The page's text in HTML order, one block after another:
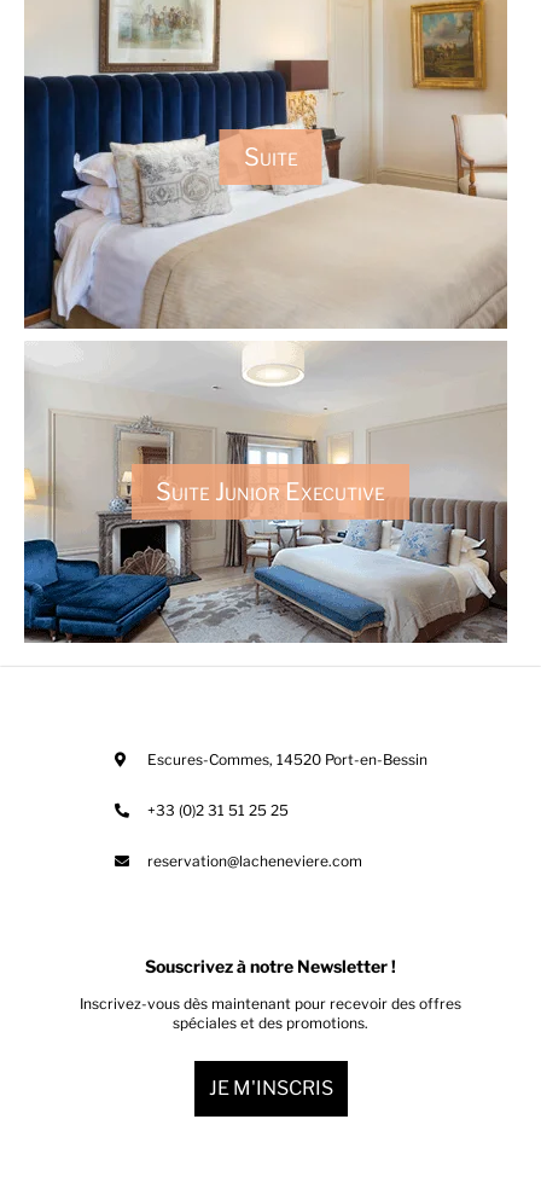
Suite
Suite Junior Executive
Escures-Commes, 14520 Port-en-Bessin
+33 (0)2 31 51 25 25
reservation@lacheneviere.com
Souscrivez à notre Newsletter !
Inscrivez-vous dès maintenant pour recevoir des offres
spéciales et des promotions.
JE M'INSCRIS